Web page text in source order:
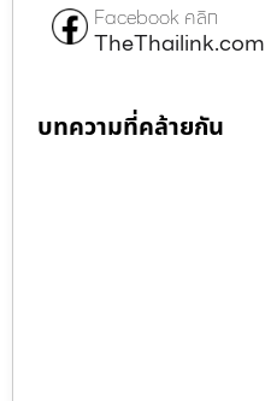
Facebook คลิก
TheThailink.com
บทความที่คล้ายกัน